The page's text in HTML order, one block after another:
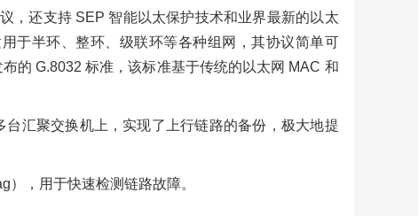
，还支持 SEP 智能以太保护技术和业界最新的以太
于半环、整环、级联环等各种组网，其协议简单可
的 G.8032 标准，该标准基于传统的以太网 MAC 和
汇聚交换机上，实现了上行链路的备份，极大地提
，用于快速检测链路故障。
产
HI